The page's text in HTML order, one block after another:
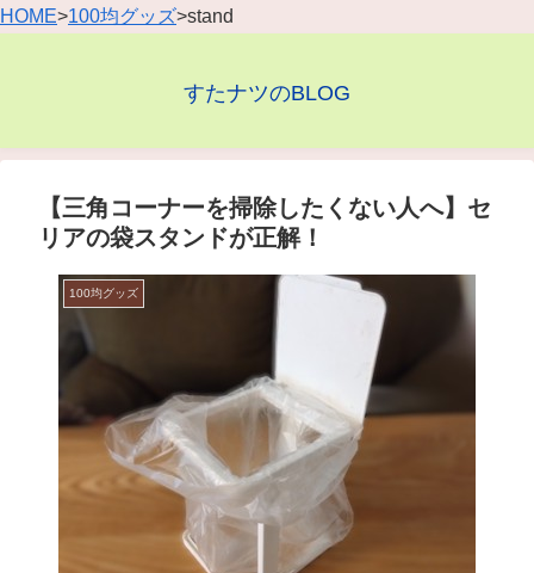
HOME>100均グッズ>stand
すたナツのBLOG
【三角コーナーを掃除したくない人へ】セ
リアの袋スタンドが正解！
100均グッズ